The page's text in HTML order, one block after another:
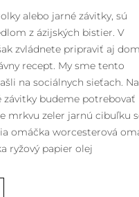
alebo jarné závitky, sú
z ázijských bistier. V
zvládnete pripraviť aj
recept. My sme tento
na sociálnych sieťach. Na
závitky budeme potrebovať
mrkvu zeler jarnú cibuľku
omáčka worcesterová
ryžový papier olej